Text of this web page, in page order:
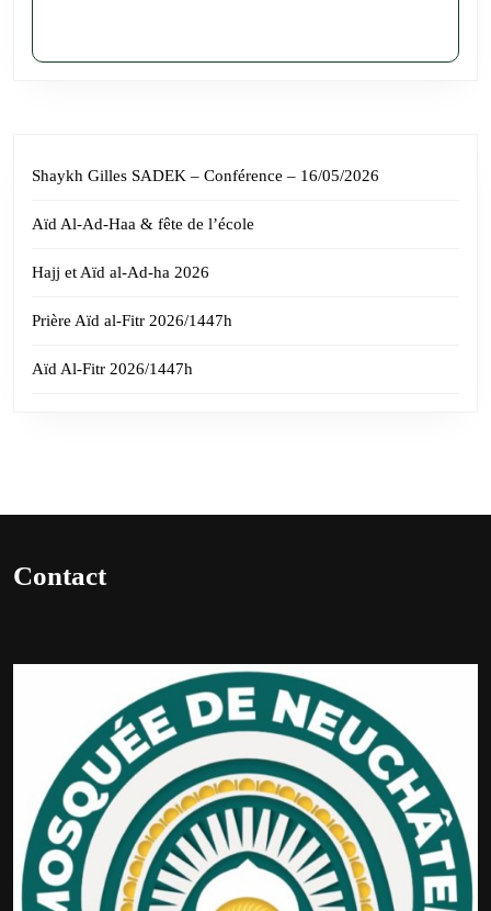
Shaykh Gilles SADEK – Conférence – 16/05/2026
Aïd Al-Ad-Haa & fête de l’école
Hajj et Aïd al-Ad-ha 2026
Prière Aïd al-Fitr 2026/1447h
Aïd Al-Fitr 2026/1447h
Contact